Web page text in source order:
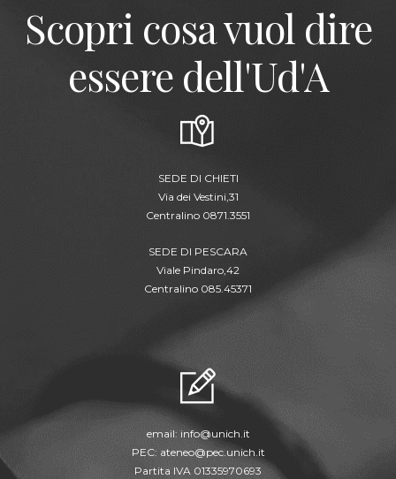
Scopri cosa vuol dire
essere dell'Ud'A
SEDE DI CHIETI
Via dei Vestini,31
Centralino 0871.3551
SEDE DI PESCARA
Viale Pindaro,42
Centralino 085.45371
email: info@unich.it
PEC: ateneo@pec.unich.it
Partita IVA 01335970693